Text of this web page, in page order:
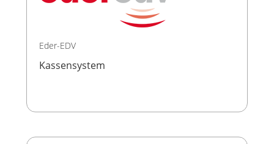
Eder-EDV
Kassensystem